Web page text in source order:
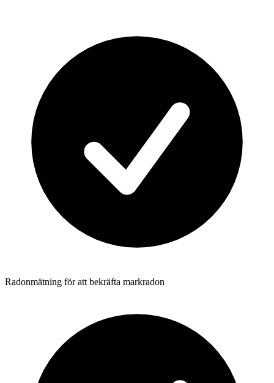
Radonmätning för att bekräfta markradon